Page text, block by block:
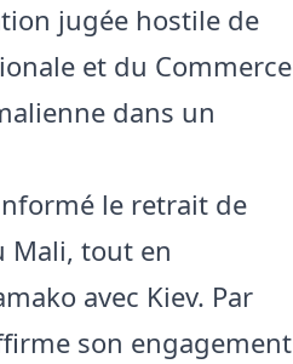
jugée hostile de
et du Commerce
dans un
le retrait de
Mali, tout en
avec Kiev. Par
son engagement